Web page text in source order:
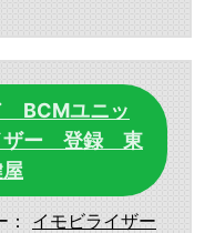
BCMユニッ
ザー 登録 東
イモビライザー